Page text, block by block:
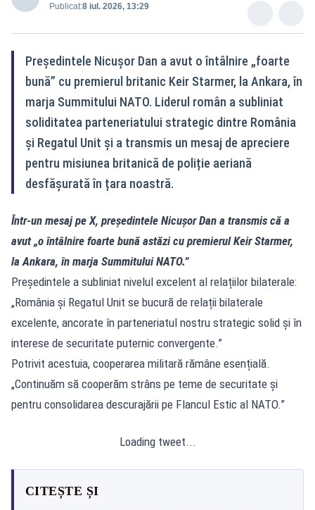
Publicat:8 iul. 2026, 13:29
Președintele Nicușor Dan a avut o întâlnire „foarte
bună” cu premierul britanic Keir Starmer, la Ankara, în
marja Summitului NATO. Liderul român a subliniat
soliditatea parteneriatului strategic dintre România
și Regatul Unit și a transmis un mesaj de apreciere
pentru misiunea britanică de poliție aeriană
desfășurată în țara noastră.
Într-un mesaj pe X, președintele Nicușor Dan a transmis că a
avut „o întâlnire foarte bună astăzi cu premierul Keir Starmer,
la Ankara, în marja Summitului NATO.”
Președintele a subliniat nivelul excelent al relațiilor bilaterale:
„România și Regatul Unit se bucură de relații bilaterale
excelente, ancorate în parteneriatul nostru strategic solid și în
interese de securitate puternic convergente.”
Potrivit acestuia, cooperarea militară rămâne esențială.
„Continuăm să cooperăm strâns pe teme de securitate și
pentru consolidarea descurajării pe Flancul Estic al NATO.”
Loading tweet...
CITEȘTE ȘI